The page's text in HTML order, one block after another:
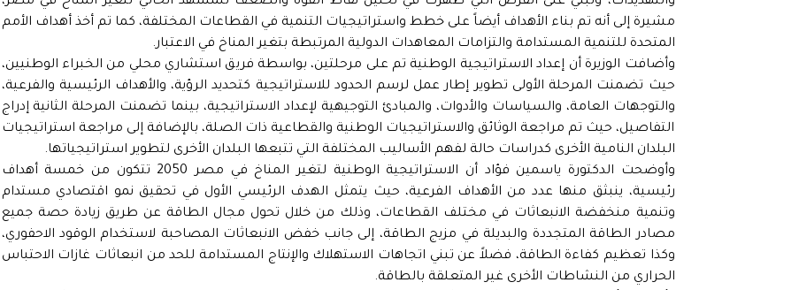
مشيرة إلى أنه تم بناء الأهداف أيضاً على خطط واستراتيجيات التنمية في القطاعات المختلفة، كما تم أخذ أهداف الأمم
المتحدة للتنمية المستدامة والتزامات المعاهدات الدولية المرتبطة بتغير المناخ في الاعتبار.
وأضافت الوزيرة أن إعداد الاستراتيجية الوطنية تم على مرحلتين، بواسطة فريق استشاري محلي من الخبراء الوطنيين،
حيث تضمنت المرحلة الأولى تطوير إطار عمل لرسم الحدود للاستراتيجية كتحديد الرؤية، والأهداف الرئيسية والفرعية،
والتوجهات العامة، والسياسات والأدوات، والمبادئ التوجيهية لإعداد الاستراتيجية، بينما تضمنت المرحلة الثانية إدراج
التفاصيل، حيث تم مراجعة الوثائق والاستراتيجيات الوطنية والقطاعية ذات الصلة، بالإضافة إلى مراجعة استراتيجيات
البلدان النامية الأخرى كدراسات حالة لفهم الأساليب المختلفة التي تتبعها البلدان الأخرى لتطوير استراتيجياتها.
وأوضحت الدكتورة ياسمين فؤاد أن الاستراتيجية الوطنية لتغير المناخ في مصر 2050 تتكون من خمسة أهداف
رئيسية، ينبثق منها عدد من الأهداف الفرعية، حيث يتمثل الهدف الرئيسي الأول في تحقيق نمو اقتصادي مستدام
وتنمية منخفضة الانبعاثات في مختلف القطاعات، وذلك من خلال تحول مجال الطاقة عن طريق زيادة حصة جميع
مصادر الطاقة المتجددة والبديلة في مزيج الطاقة، إلى جانب خفض الانبعاثات المصاحبة لاستخدام الوقود الاحفوري،
وكذا تعظيم كفاءة الطاقة، فضلاً عن تبني اتجاهات الاستهلاك والإنتاج المستدامة للحد من انبعاثات غازات الاحتباس
الحراري من النشاطات الأخرى غير المتعلقة بالطاقة.